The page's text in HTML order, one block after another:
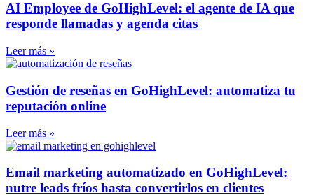
AI Employee de GoHighLevel: el agente de IA que
responde llamadas y agenda citas
Leer más »
Gestión de reseñas en GoHighLevel: automatiza tu
reputación online
Leer más »
Email marketing automatizado en GoHighLevel:
nutre leads fríos hasta convertirlos en clientes